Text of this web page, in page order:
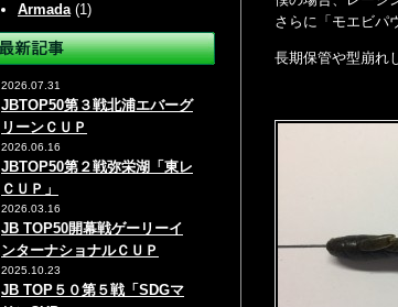
Armada(1)
2026.07.31
JBTOP50第３戦北浦エバーグ
リーンＣＵＰ
2026.06.16
JBTOP50第２戦弥栄湖「東レ
ＣＵＰ」
2026.03.16
JB TOP50開幕戦ゲーリーイ
ンターナショナルＣＵＰ
2025.10.23
JB TOP５０第５戦「SDGマ
さらに「モエビパ
長期保管や型崩れ